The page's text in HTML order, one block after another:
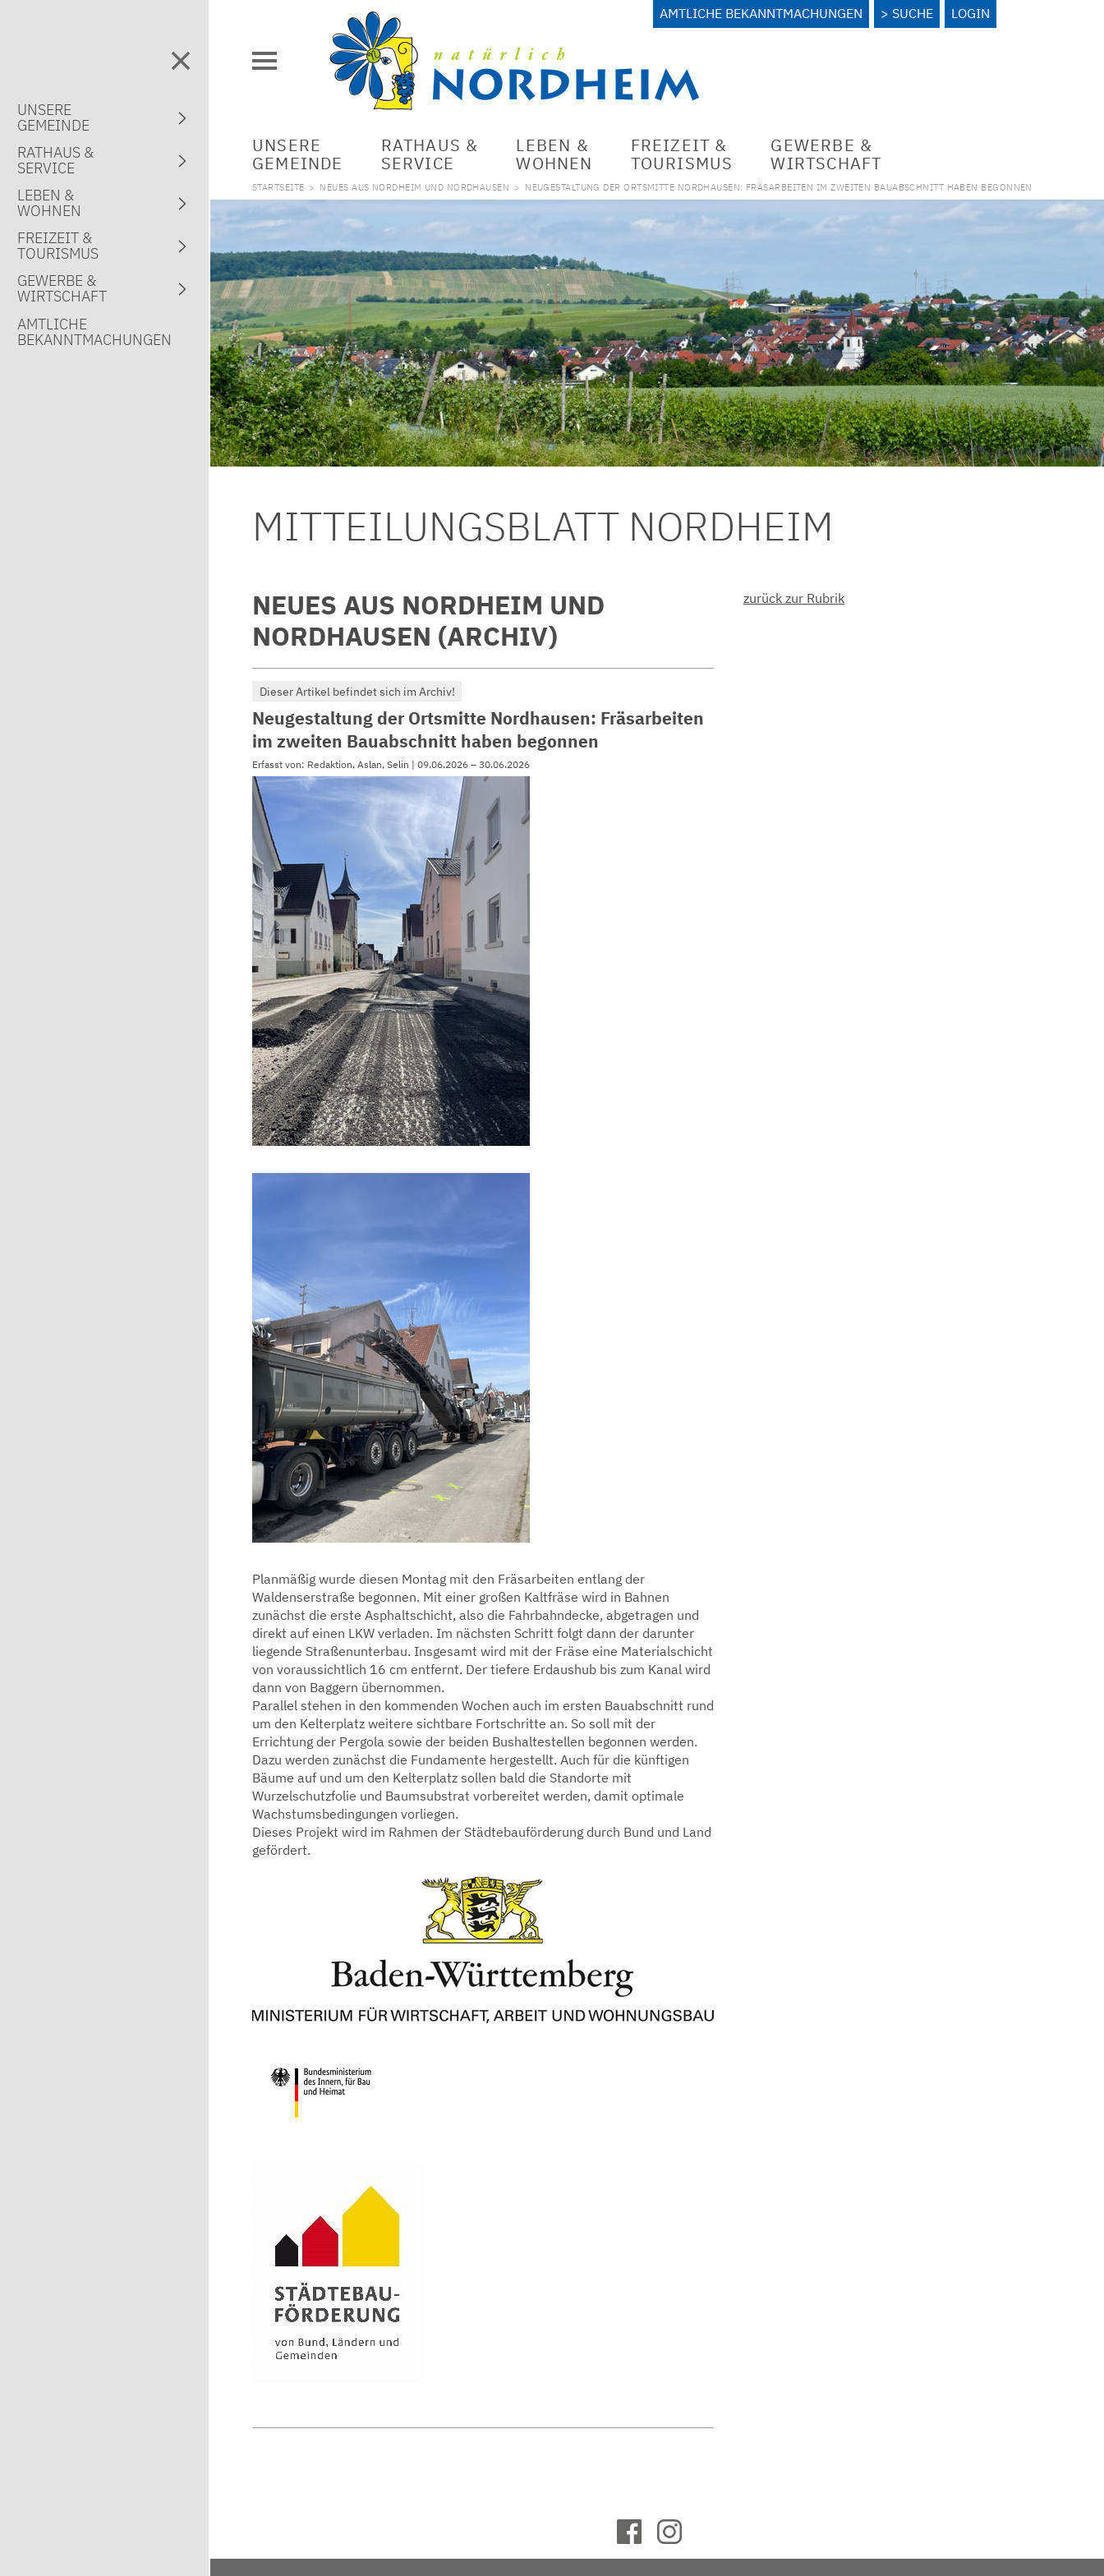
AMTLICHE BEKANNTMACHUNGEN SUCHE LOGIN
UNSERE
GEMEINDE
RATHAUS &
SERVICE
LEBEN &
WOHNEN
FREIZEIT &
TOURISMUS
GEWERBE &
WIRTSCHAFT
STARTSEITE > NEUES AUS NORDHEIM UND NORDHAUSEN > NEUGESTALTUNG DER ORTSMITTE NORDHAUSEN: FRÄSARBEITEN IM ZWEITEN BAUABSCHNITT HABEN BEGONNEN
MITTEILUNGSBLATT NORDHEIM
NEUES AUS NORDHEIM UND
NORDHAUSEN (ARCHIV)
Dieser Artikel befindet sich im Archiv!
Neugestaltung der Ortsmitte Nordhausen: Fräsarbeiten
im zweiten Bauabschnitt haben begonnen
Erfasst von: Redaktion, Aslan, Selin | 09.06.2026 – 30.06.2026
Planmäßig wurde diesen Montag mit den Fräsarbeiten entlang der
Waldenserstraße begonnen. Mit einer großen Kaltfräse wird in Bahnen
zunächst die erste Asphaltschicht, also die Fahrbahndecke, abgetragen und
direkt auf einen LKW verladen. Im nächsten Schritt folgt dann der darunter
liegende Straßenunterbau. Insgesamt wird mit der Fräse eine Materialschicht
von voraussichtlich 16 cm entfernt. Der tiefere Erdaushub bis zum Kanal wird
dann von Baggern übernommen.
Parallel stehen in den kommenden Wochen auch im ersten Bauabschnitt rund
um den Kelterplatz weitere sichtbare Fortschritte an. So soll mit der
Errichtung der Pergola sowie der beiden Bushaltestellen begonnen werden.
Dazu werden zunächst die Fundamente hergestellt. Auch für die künftigen
Bäume auf und um den Kelterplatz sollen bald die Standorte mit
Wurzelschutzfolie und Baumsubstrat vorbereitet werden, damit optimale
Wachstumsbedingungen vorliegen.
Dieses Projekt wird im Rahmen der Städtebauförderung durch Bund und Land
gefördert.
zurück zur Rubrik
UNSERE
GEMEINDE
RATHAUS &
SERVICE
LEBEN &
WOHNEN
FREIZEIT &
TOURISMUS
GEWERBE &
WIRTSCHAFT
AMTLICHE
BEKANNTMACHUNGEN